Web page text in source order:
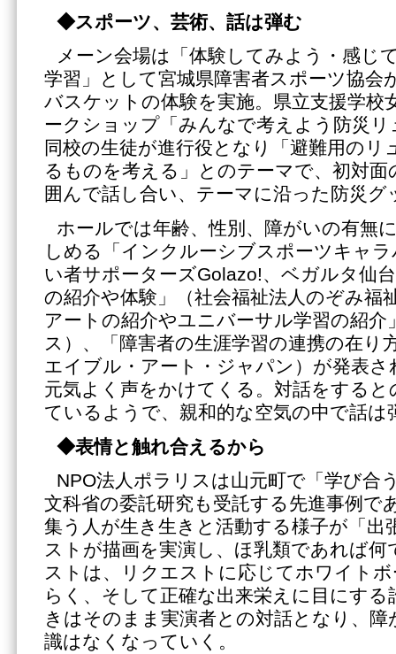
◆スポーツ、芸術、話は弾む
メーン会場は「体験してみよう・感じ
学習」として宮城県障害者スポーツ協会
バスケットの体験を実施。県立支援学校
ークショップ「みんなで考えよう防災
同校の生徒が進行役となり「避難用のリ
るものを考える」とのテーマで、初対面
囲んで話し合い、テーマに沿った防災グ
ホールでは年齢、性別、障がいの有無
しめる「インクルーシブスポーツキャ
い者サポーターズGolazo!、ベガルタ仙
の紹介や体験」（社会福祉法人のぞみ福
アートの紹介やユニバーサル学習の紹介
ス）、「障害者の生涯学習の連携の在り
エイブル・アート・ジャパン）が発表
元気よく声をかけてくる。対話をすると
ているようで、親和的な空気の中で話は
◆表情と触れ合えるから
NPO法人ポラリスは山元町で「学び合
文科省の委託研究も受託する先進事例で
集う人が生き生きと活動する様子が「出
ストが描画を実演し、ほ乳類であれば
ストは、リクエストに応じてホワイト
らく、そして正確な出来栄えに目にする
きはそのまま実演者との対話となり、
識はなくなっていく。